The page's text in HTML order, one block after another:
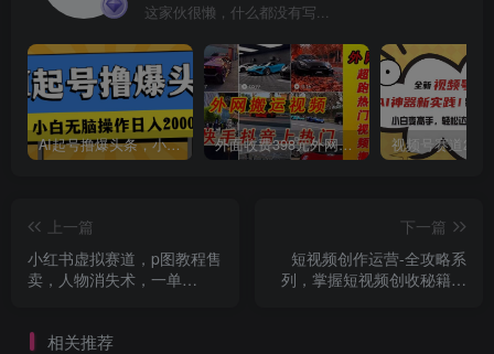
这家伙很懒，什么都没有写...
AI起号撸爆头条，小白也能操作，日入2000+ 外面收费398元外网超跑豪车汽车视频搬运至快手抖音上热门项目
上一篇
小红书虚拟赛道，p图教程售
卖，人物消失术，一单
下一篇
短视频创作运营-全攻略系
列，掌握短视频创收秘籍，
相关推荐